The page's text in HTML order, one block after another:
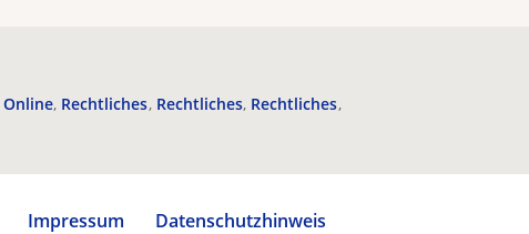
Online Rechtliches Rechtliches Rechtliches
Impressum
Datenschutzhinweis